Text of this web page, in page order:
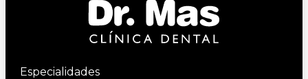
Especialidades